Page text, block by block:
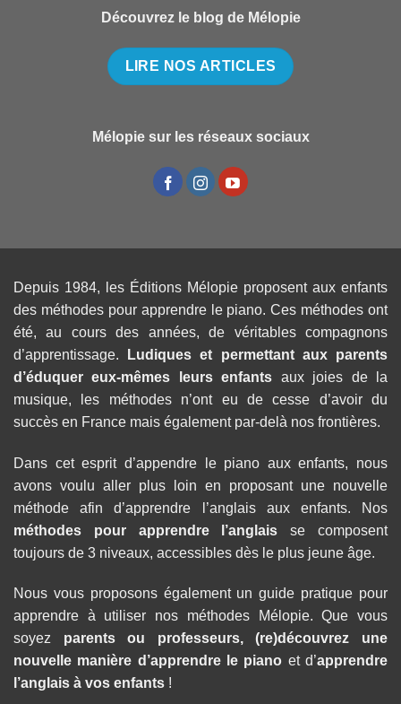
Découvrez le blog de Mélopie
LIRE NOS ARTICLES
Mélopie sur les réseaux sociaux
Depuis 1984, les Éditions Mélopie proposent aux enfants
des méthodes pour apprendre le piano. Ces méthodes ont
été, au cours des années, de véritables compagnons
d’apprentissage.
Ludiques et permettant aux parents
d’éduquer eux-mêmes leurs enfants aux joies de la
musique, les méthodes n’ont eu de cesse d’avoir du
succès en France mais également par-delà nos frontières.
Dans cet esprit d’appendre le piano aux enfants, nous
avons voulu aller plus loin en proposant une nouvelle
méthode afin d’apprendre l’anglais aux enfants. Nos
méthodes pour apprendre l’anglais se composent
toujours de 3 niveaux, accessibles dès le plus jeune âge.
Nous vous proposons également un guide pratique pour
apprendre à utiliser nos méthodes Mélopie. Que vous
soyez parents ou professeurs, (re)découvrez une
nouvelle manière d’apprendre le piano et d’apprendre
l’anglais à vos enfants !